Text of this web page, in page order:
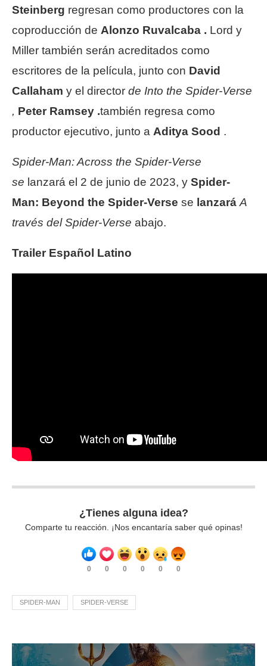
Steinberg regresan como productores con la
coproducción de Alonzo Ruvalcaba . Lord y
Miller también serán acreditados como
escritores de la película, junto con David
Callaham y el director de Into the Spider-Verse
, Peter Ramsey .también regresa como
productor ejecutivo, junto a Aditya Sood .
Spider-Man: Across the Spider-Verse
se lanzará el 2 de junio de 2023, y Spider-
Man: Beyond the Spider-Verse se lanzará A
través del Spider-Verse abajo.
Trailer Español Latino
¿Tienes alguna idea?
Comparte tu reacción. ¡Nos encantaría saber qué opinas!
0 0 0 0 0 0
SPIDER-MAN SPIDER-VERSE